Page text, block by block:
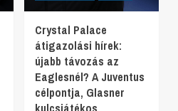
Crystal Palace
átigazolási hírek:
újabb távozás az
Eaglesnél? A Juventus
célpontja, Glasner